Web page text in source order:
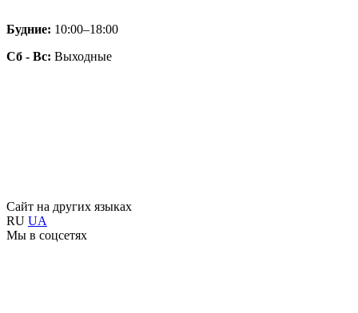
Будние: 10:00–18:00
Сб - Вс: Выходные
Сайт на других языках
RU UA
Мы в соцсетях